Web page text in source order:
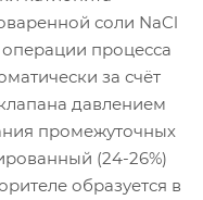
соли NaCl
операции процесса
за счёт
давлением
промежуточных
(24-26%)
образуется в